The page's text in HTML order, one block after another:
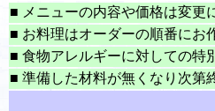
■ メニューの内容や価格は変更
■ お料理はオーダーの順番にお
■ 食物アレルギーに対しての特
■ 準備した材料が無くなり次第